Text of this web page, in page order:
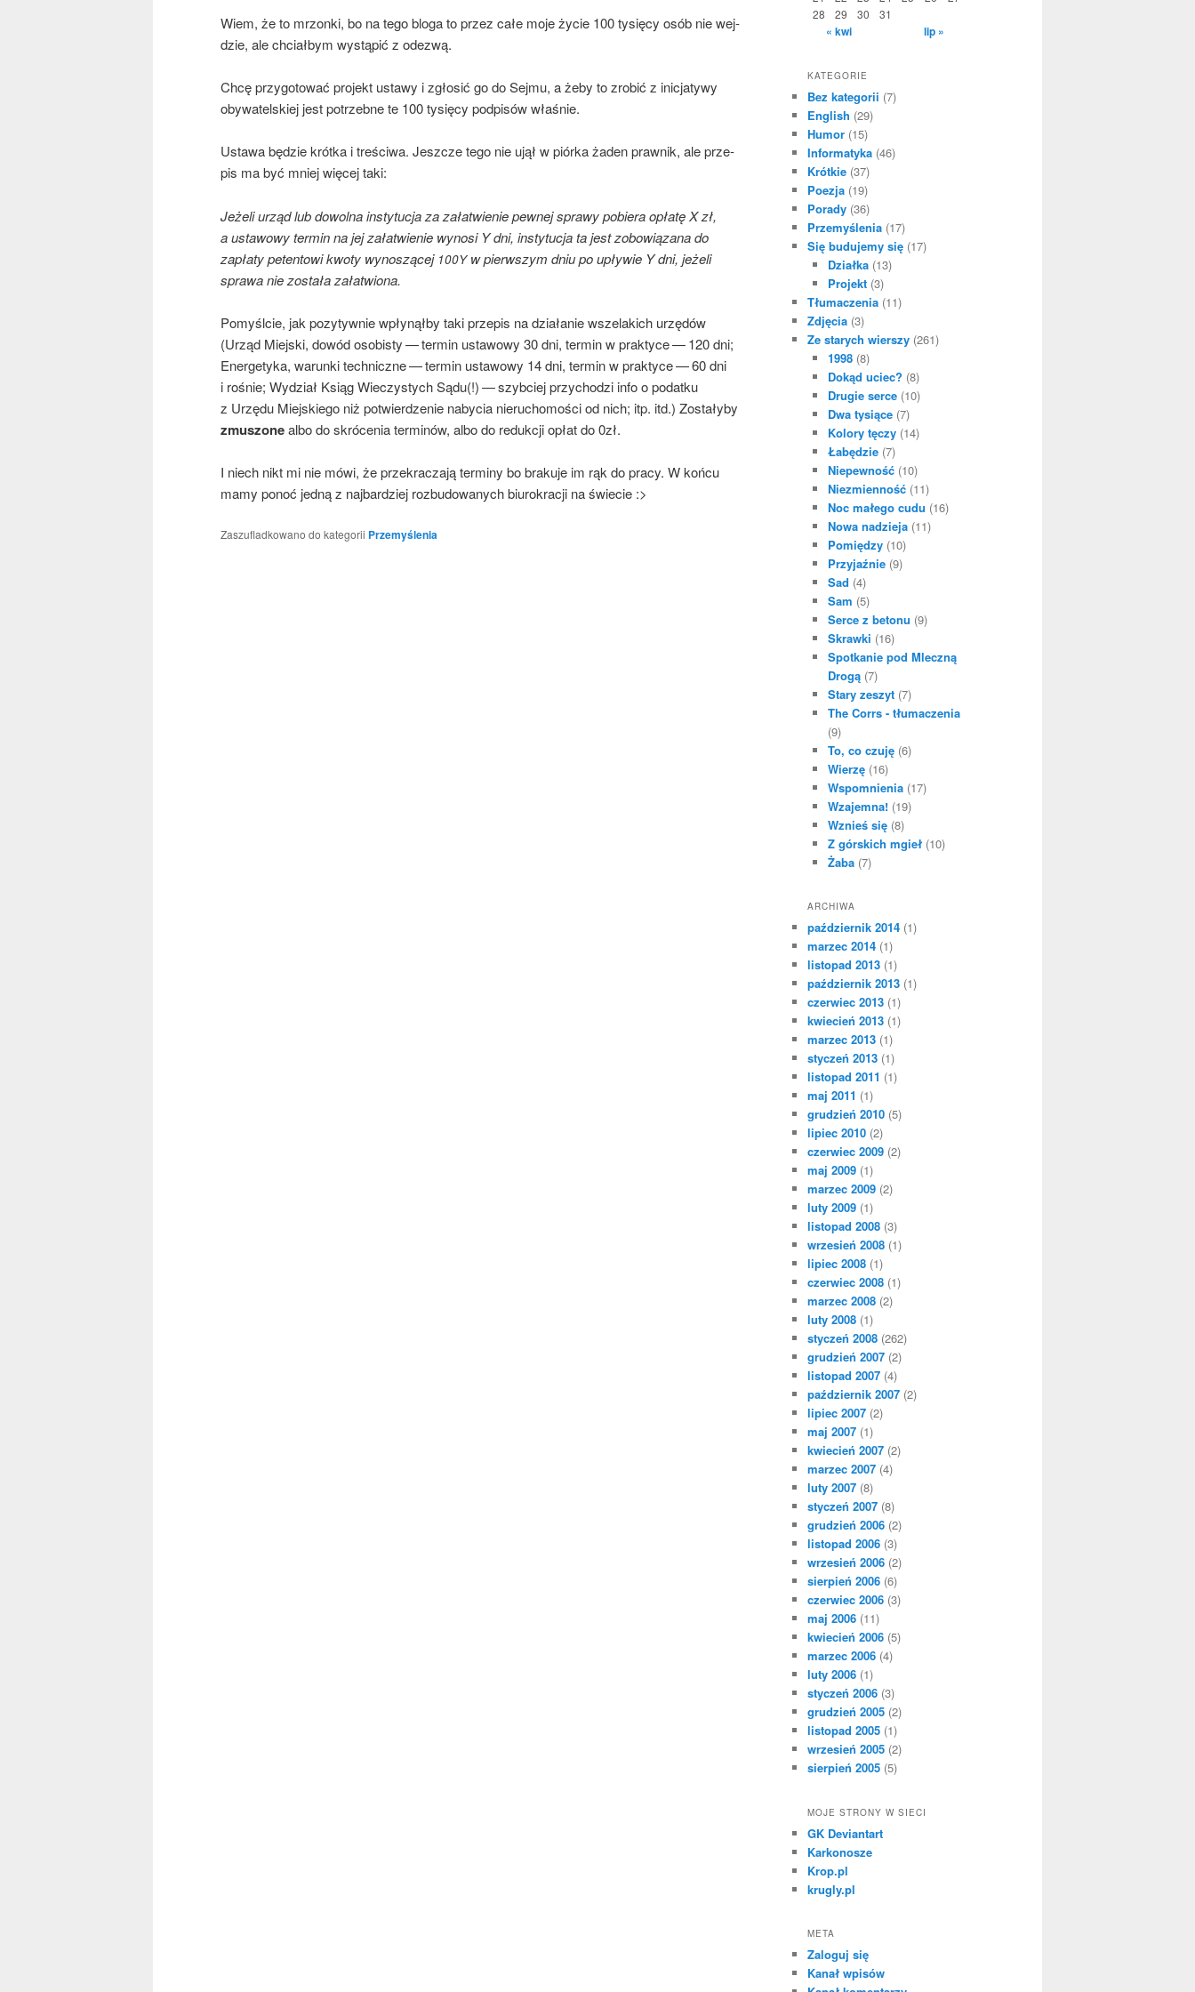
Wiem, że to mrzon­ki, bo na tego blo­ga to przez całe moje życie 100 tysię­cy osób nie wej­
dzie, ale chciał­bym wystą­pić z odezwą.
Chcę przy­go­to­wać pro­jekt usta­wy i zgło­sić go do Sej­mu, a żeby to zro­bić z ini­cja­ty­wy
oby­wa­tel­skiej jest potrzeb­ne te 100 tysię­cy pod­pi­sów właśnie.
Usta­wa będzie krót­ka i tre­ści­wa. Jesz­cze tego nie ujął w piór­ka żaden praw­nik, ale prze­
pis ma być mniej wię­cej taki:
Jeże­li urząd lub dowol­na insty­tu­cja za zała­twie­nie pew­nej spra­wy pobie­ra opła­tę X zł,
a usta­wo­wy ter­min na jej zała­twie­nie wyno­si Y dni, insty­tu­cja ta jest zobo­wią­za­na do
zapła­ty peten­to­wi kwo­ty wyno­szą­cej 100Yw pierw­szym dniu po upły­wie Y dni, jeże­li
spra­wa nie zosta­ła załatwiona.
Pomy­śl­cie, jak pozy­tyw­nie wpły­nął­by taki prze­pis na dzia­ła­nie wsze­la­kich urzę­dów
(Urząd Miej­ski, dowód oso­bi­sty — ter­min usta­wo­wy 30 dni, ter­min w prak­ty­ce — 120 dni;
Ener­ge­ty­ka, warun­ki tech­nicz­ne — ter­min usta­wo­wy 14 dni, ter­min w prak­ty­ce — 60 dni
i rośnie; Wydział Ksiąg Wie­czy­stych Sądu(!) — szyb­ciej przy­cho­dzi info o podat­ku
z Urzę­du Miej­skie­go niż potwier­dze­nie naby­cia nie­ru­cho­mo­ści od nich; itp. itd.) Zosta­ły­by
zmu­szo­nealbo do skró­ce­nia ter­mi­nów, albo do reduk­cji opłat do 0zł.
I niech nikt mi nie mówi, że prze­kra­cza­ją ter­mi­ny bo bra­ku­je im rąk do pra­cy. W koń­cu
mamy ponoć jed­ną z naj­bar­dziej roz­bu­do­wa­nych biu­ro­kra­cji na świecie :>
Zaszufladkowano do kategorii Przemyślenia
28
29 30 31
« kwi lip »
KATEGORIE
Bez kategorii (7)
English (29)
Humor (15)
Informatyka (46)
Krótkie (37)
Poezja (19)
Porady (36)
Przemyślenia (17)
Się budujemy się (17)
Działka(13)
Projekt(3)
Tłumaczenia (11)
Zdjęcia (3)
Ze starych wierszy (261)
1998(8)
Dokąd uciec? (8)
Drugie serce(10)
Dwa tysiące(7)
Kolory tęczy(14)
Łabędzie(7)
Niepewność(10)
Niezmienność(11)
Noc małego cudu (16)
Nowa nadzieja(11)
Pomiędzy(10)
Przyjaźnie(9)
Sad (4)
Sam (5)
Serce z betonu (9)
Skrawki (16)
Spotkanie pod Mleczną
Drogą(7)
Stary zeszyt(7)
The Corrs - tłumaczenia
(9)
To, co czuję(6)
Wierzę(16)
Wspomnienia(17)
Wzajemna!(19)
Wznieś się(8)
Z górskich mgieł(10)
Żaba(7)
ARCHIWA
październik 2014 (1)
marzec 2014 (1)
listopad 2013 (1)
październik 2013 (1)
czerwiec 2013 (1)
kwiecień 2013 (1)
marzec 2013 (1)
styczeń 2013 (1)
listopad 2011 (1)
maj 2011 (1)
grudzień 2010 (5)
lipiec 2010 (2)
czerwiec 2009 (2)
maj 2009 (1)
marzec 2009 (2)
luty 2009 (1)
listopad 2008 (3)
wrzesień 2008 (1)
lipiec 2008 (1)
czerwiec 2008 (1)
marzec 2008 (2)
luty 2008 (1)
styczeń 2008 (262)
grudzień 2007 (2)
listopad 2007 (4)
październik 2007 (2)
lipiec 2007 (2)
maj 2007 (1)
kwiecień 2007 (2)
marzec 2007 (4)
luty 2007 (8)
styczeń 2007 (8)
grudzień 2006 (2)
listopad 2006 (3)
wrzesień 2006 (2)
sierpień 2006 (6)
czerwiec 2006 (3)
maj 2006 (11)
kwiecień 2006 (5)
marzec 2006 (4)
luty 2006 (1)
styczeń 2006 (3)
grudzień 2005 (2)
listopad 2005 (1)
wrzesień 2005 (2)
sierpień 2005 (5)
MOJE STRONY W SIECI
GK Deviantart
Karkonosze
Krop.pl
krugly.pl
META
Zaloguj się
Kanał wpisów